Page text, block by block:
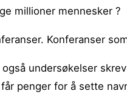
millioner mennesker ?
Konferanser
undersøkelser
penger for å sette